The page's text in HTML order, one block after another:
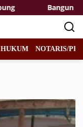
Bangun
HUKUM NOTARIS/